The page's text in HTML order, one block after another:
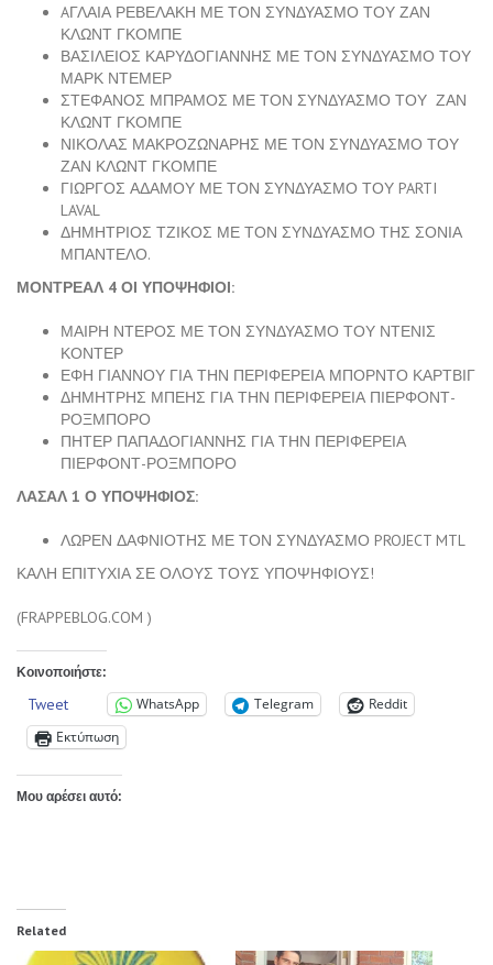
AΓΛΑΙΑ ΡΕΒΕΛΑΚΗ ΜΕ ΤΟΝ ΣΥΝΔΥΑΣΜΟ ΤΟΥ ΖΑΝ
ΚΛΩΝΤ ΓΚΟΜΠΕ
ΒΑΣΙΛΕΙΟΣ ΚΑΡΥΔΟΓΙΑΝΝΗΣ ΜΕ ΤΟΝ ΣΥΝΔΥΑΣΜΟ ΤΟΥ
ΜΑΡΚ ΝΤΕΜΕΡ
ΣΤΕΦΑΝΟΣ ΜΠΡΑΜΟΣ ΜΕ ΤΟΝ ΣΥΝΔΥΑΣΜΟ ΤΟΥ ΖΑΝ
ΚΛΩΝΤ ΓΚΟΜΠΕ
ΝΙΚΟΛΑΣ ΜΑΚΡΟΖΩΝΑΡΗΣ ΜΕ ΤΟΝ ΣΥΝΔΥΑΣΜΟ ΤΟΥ
ΖΑΝ ΚΛΩΝΤ ΓΚΟΜΠΕ
ΓΙΩΡΓΟΣ ΑΔΑΜΟΥ ΜΕ ΤΟΝ ΣΥΝΔΥΑΣΜΟ ΤΟΥ PARTI
LAVAL
ΔΗΜΗΤΡΙΟΣ ΤΖΙΚΟΣ ΜΕ ΤΟΝ ΣΥΝΔΥΑΣΜΟ ΤΗΣ ΣΟΝΙΑ
ΜΠΑΝΤΕΛΟ.
ΜΟΝΤΡΕΑΛ 4 ΟΙ ΥΠΟΨΗΦΙΟΙ:
ΜΑΙΡΗ ΝΤΕΡΟΣ ΜΕ ΤΟΝ ΣΥΝΔΥΑΣΜΟ ΤΟΥ ΝΤΕΝΙΣ
ΚΟΝΤΕΡ
ΕΦΗ ΓΙΑΝΝΟΥ ΓΙΑ ΤΗΝ ΠΕΡΙΦΕΡΕΙΑ ΜΠΟΡΝΤΟ ΚΑΡΤΒΙΓ
ΔΗΜΗΤΡΗΣ ΜΠΕΗΣ ΓΙΑ ΤΗΝ ΠΕΡΙΦΕΡΕΙΑ ΠΙΕΡΦΟΝΤ-
ΡΟΞΜΠΟΡΟ
ΠΗΤΕΡ ΠΑΠΑΔΟΓΙΑΝΝΗΣ ΓΙΑ ΤΗΝ ΠΕΡΙΦΕΡΕΙΑ
ΠΙΕΡΦΟΝΤ-ΡΟΞΜΠΟΡΟ
ΛΑΣΑΛ 1 Ο ΥΠΟΨΗΦΙΟΣ:
ΛΩΡΕΝ ΔΑΦΝΙΟΤΗΣ ΜΕ ΤΟΝ ΣΥΝΔΥΑΣΜΟ PROJECT MTL
ΚΑΛΗ ΕΠΙΤΥΧΙΑ ΣΕ ΟΛΟΥΣ ΤΟΥΣ ΥΠΟΨΗΦΙΟΥΣ!
(FRAPPEBLOG.COM )
Κοινοποιήστε:
Tweet WhatsApp Telegram
Reddit
Εκτύπωση
Μου αρέσει αυτό:
Related